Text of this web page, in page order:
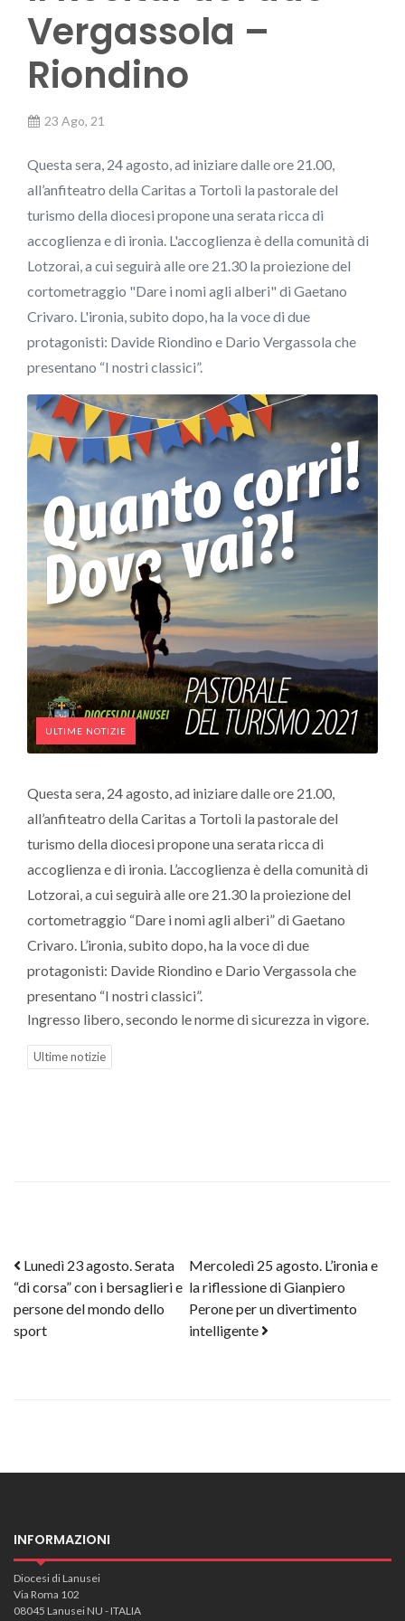
Vergassola –
Riondino
23 Ago, 21
Questa sera, 24 agosto, ad iniziare dalle ore 21.00,
all’anfiteatro della Caritas a Tortolì la pastorale del
turismo della diocesi propone una serata ricca di
accoglienza e di ironia. L'accoglienza è della comunità di
Lotzorai, a cui seguirà alle ore 21.30 la proiezione del
cortometraggio "Dare i nomi agli alberi" di Gaetano
Crivaro. L'ironia, subito dopo, ha la voce di due
protagonisti: Davide Riondino e Dario Vergassola che
presentano “I nostri classici”.
ULTIME NOTIZIE
Questa sera, 24 agosto, ad iniziare dalle ore 21.00,
all’anfiteatro della Caritas a Tortolì la pastorale del
turismo della diocesi propone una serata ricca di
accoglienza e di ironia. L’accoglienza è della comunità di
Lotzorai, a cui seguirà alle ore 21.30 la proiezione del
cortometraggio “Dare i nomi agli alberi” di Gaetano
Crivaro. L’ironia, subito dopo, ha la voce di due
protagonisti: Davide Riondino e Dario Vergassola che
presentano “I nostri classici”.
Ingresso libero, secondo le norme di sicurezza in vigore.
Ultime notizie
Post navigation
Lunedì 23 agosto. Serata
“di corsa” con i bersaglieri e
persone del mondo dello
sport
Mercoledì 25 agosto. L’ironia e
la riflessione di Gianpiero
Perone per un divertimento
intelligente
INFORMAZIONI
Diocesi di Lanusei
Via Roma 102
08045 Lanusei NU - ITALIA